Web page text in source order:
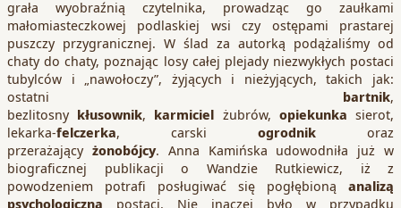
grała wyobraźnią czytelnika, prowadząc go zaułkami
małomiasteczkowej podlaskiej wsi czy ostępami prastarej
puszczy przygranicznej. W ślad za autorką podążaliśmy od
chaty do chaty, poznając losy całej plejady niezwykłych postaci
tubylców i „nawołoczy”, żyjących i nieżyjących, takich jak:
ostatni bartnik,
bezlitosny kłusownik, karmiciel żubrów, opiekunkasierot,
lekarka-felczerka, carski ogrodnik oraz
przerażający żonobójcy. Anna Kamińska udowodniła już w
biograficznej publikacji o Wandzie Rutkiewicz, iż z
powodzeniem potrafi posługiwać się pogłębioną analizą
psychologiczną postaci. Nie inaczej było w przypadku